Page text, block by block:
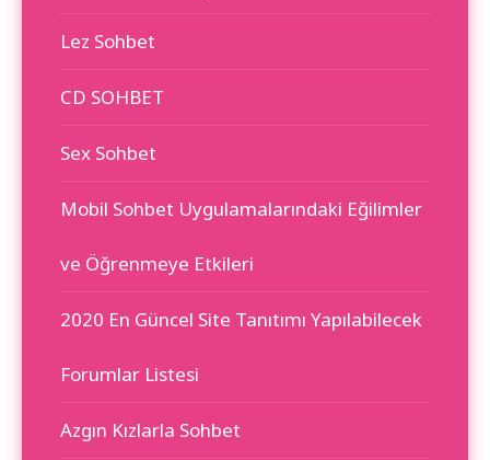
Lez Sohbet
CD SOHBET
Sex Sohbet
Mobil Sohbet Uygulamalarındaki Eğilimler
ve Öğrenmeye Etkileri
2020 En Güncel Site Tanıtımı Yapılabilecek
Forumlar Listesi
Azgın Kızlarla Sohbet